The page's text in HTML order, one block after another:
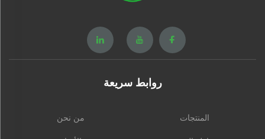
روابط سريعة
المنتجات من نحن